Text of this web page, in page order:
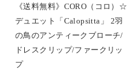
《送料無料》CORO（コロ）☆
デュエット「Calopsitta」 2羽
の鳥のアンティークブローチ/
ドレスクリップ/ファークリッ
プ